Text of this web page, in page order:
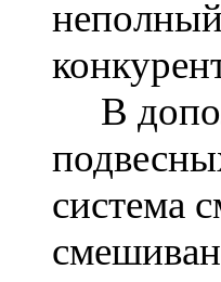
В
система